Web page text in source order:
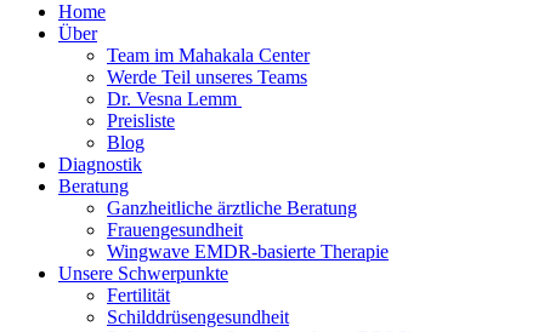
Home
Über
Team im Mahakala Center
Werde Teil unseres Teams
Dr. Vesna Lemm ​
Preisliste
Blog
Diagnostik
Beratung
Ganzheitliche ärztliche Beratung
Frauen­gesundheit
Wingwave EMDR-basierte Therapie
Unsere Schwerpunkte
Fertilität
Schilddrüsengesundheit